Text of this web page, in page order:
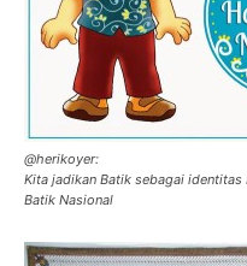
@herikoyer:
Kita jadikan Batik sebagai identitas
Batik Nasional